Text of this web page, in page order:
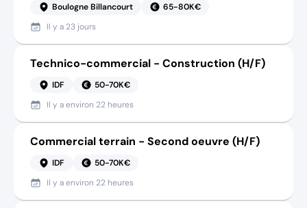
Boulogne Billancourt
65-80K€
Il y a 23 jours
Technico-commercial - Construction (H/F)
IDF
50-70K€
Il y aenviron 22 heures
Commercial terrain - Second oeuvre (H/F)
IDF
50-70K€
Il y aenviron 22 heures